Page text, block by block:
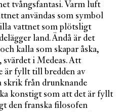
tvångsfantasi. Varm luft
användas som symbol
vattnet som plötsligt
land. Ändå är det
kalla som skapar åska,
i Medeas. Att
är fyllt till bredden av
skrik från drunknande
konstigt som att det är fyllt
den franska filosofen